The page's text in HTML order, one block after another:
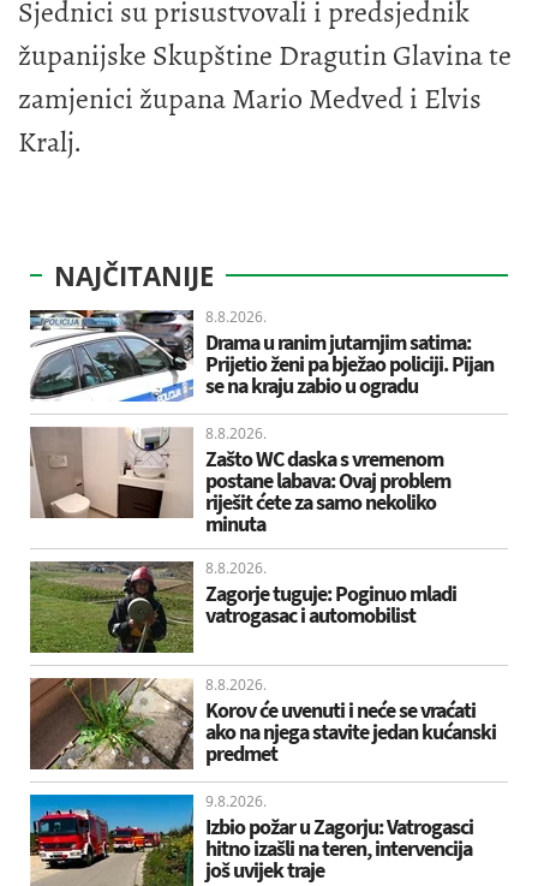
Sjednici su prisustvovali i predsjednik
županijske Skupštine Dragutin Glavina te
zamjenici župana Mario Medved i Elvis
Kralj.
NAJČITANIJE
8.8.2026.
Drama u ranim jutarnjim satima:
Prijetio ženi pa bježao policiji. Pijan
se na kraju zabio u ogradu
8.8.2026.
Zašto WC daska s vremenom
postane labava: Ovaj problem
riješit ćete za samo nekoliko
minuta
8.8.2026.
Zagorje tuguje: Poginuo mladi
vatrogasac i automobilist
8.8.2026.
Korov će uvenuti i neće se vraćati
ako na njega stavite jedan kućanski
predmet
9.8.2026.
Izbio požar u Zagorju: Vatrogasci
hitno izašli na teren, intervencija
još uvijek traje